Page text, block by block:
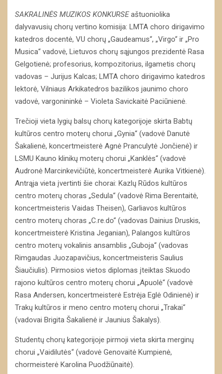
SAKRALINĖS MUZIKOS KONKURSEaštuoniolika
dalyvavusių chorų vertino komisija: LMTA choro dirigavimo
katedros docentė, VU chorų „Gaudeamus“, „Virgo“ ir „Pro
Musica“ vadovė, Lietuvos chorų sąjungos prezidentė Rasa
Gelgotienė; profesorius, kompozitorius, ilgametis chorų
vadovas – Jurijus Kalcas; LMTA choro dirigavimo katedros
lektorė, Vilniaus Arkikatedros bazilikos jaunimo choro
vadovė, vargonininkė – Violeta Savickaitė Paciūnienė.
Trečioji vieta lygių balsų chorų kategorijoje skirta Babtų
kultūros centro moterų chorui „Gynia“ (vadovė Danutė
Šakalienė, koncertmeisterė Agnė Pranculytė Jončienė) ir
LSMU Kauno klinikų moterų chorui „Kanklės“ (vadovė
Audronė Marcinkevičiūtė, koncertmeisterė Aurika Vitkienė).
Antrąja vieta įvertinti šie chorai: Kazlų Rūdos kultūros
centro moterų choras „Sedula“ (vadovė Rima Berentaitė,
koncertmeisteris Vaidas Theisen), Garliavos kultūros
centro moterų choras „C.re.do“ (vadovas Dainius Druskis,
koncertmeisterė Kristina Jeganian), Palangos kultūros
centro moterų vokalinis ansamblis „Guboja“ (vadovas
Rimgaudas Juozapavičius, koncertmeisteris Saulius
Šiaučiulis). Pirmosios vietos diplomas įteiktas Skuodo
rajono kultūros centro moterų chorui „Apuolė“ (vadovė
Rasa Andersen, koncertmeisterė Estrėja Eglė Odinienė) ir
Trakų kultūros ir meno centro moterų chorui „Trakai“
(vadovai Brigita Šakalienė ir Jaunius Šakalys).
Studentų chorų kategorijoje pirmoji vieta skirta merginų
chorui „Vaidilutės“ (vadovė Genovaitė Kumpienė,
chormeisterė Karolina Puodžiūnaitė).